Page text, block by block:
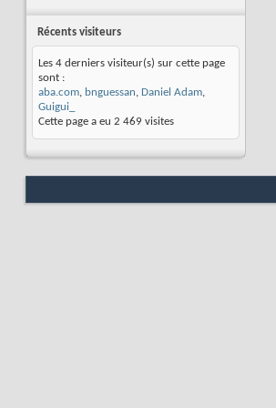
Récents visiteurs
Les 4 derniers visiteur(s) sur cette page
sont :
aba.com, bnguessan, Daniel Adam,
Guigui_
Cette page a eu 2 469 visites